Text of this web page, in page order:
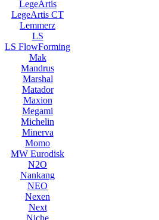
LegeArtis
LegeArtis CT
Lemmerz
LS
LS FlowForming
Mak
Mandrus
Marshal
Matador
Maxion
Megami
Michelin
Minerva
Momo
MW Eurodisk
N2O
Nankang
NEO
Nexen
Next
Niche